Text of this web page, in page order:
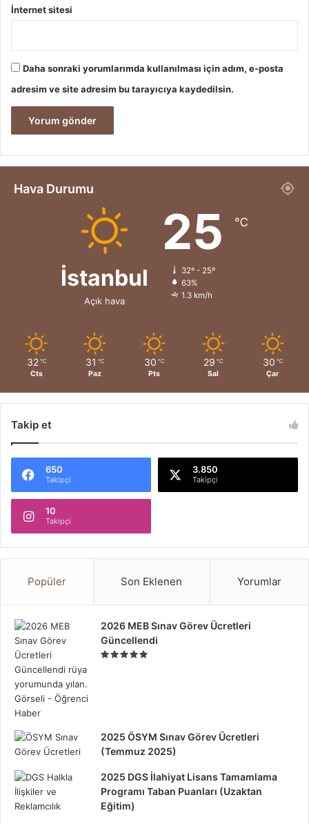
İnternet sitesi
Daha sonraki yorumlarımda kullanılması için adım, e-posta
adresim ve site adresim bu tarayıcıya kaydedilsin.
Hava Durumu
İstanbul
Açık hava
25 ℃
32º - 25º
63%
1.3 km/h
32 ℃
Cts
31 ℃
Paz
30 ℃
Pts
29 ℃
Sal
30 ℃
Çar
Takip et
650
Takipçi
3.850
Takipçi
10
Takipçi
Popüler Son Eklenen Yorumlar
2026 MEB Sınav Görev Ücretleri
Güncellendi
2025 ÖSYM Sınav Görev Ücretleri
(Temmuz 2025)
2025 DGS İlahiyat Lisans Tamamlama
Programı Taban Puanları (Uzaktan
Eğitim)